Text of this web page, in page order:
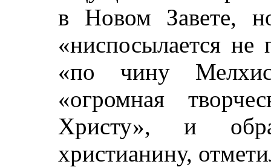
в Новом Завете,
«ниспосылается не
«по чину
«огромная
Христу», и
христианину,